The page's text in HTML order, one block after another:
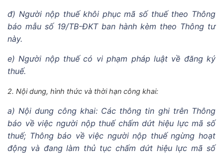
đ) Người nộp thuế khôi phục mã số thuế theo Thông
báo mẫu số 19/TB-ĐKT ban hành kèm theo Thông tư
này.
e) Người nộp thuế có vi phạm pháp luật về đăng ký
thuế.
2. Nội dung, hình thức và thời hạn công khai:
a) Nội dung công khai: Các thông tin ghi trên Thông
báo về việc người nộp thuế chấm dứt hiệu lực mã số
thuế; Thông báo về việc người nộp thuế ngừng hoạt
động và đang làm thủ tục chấm dứt hiệu lực mã số